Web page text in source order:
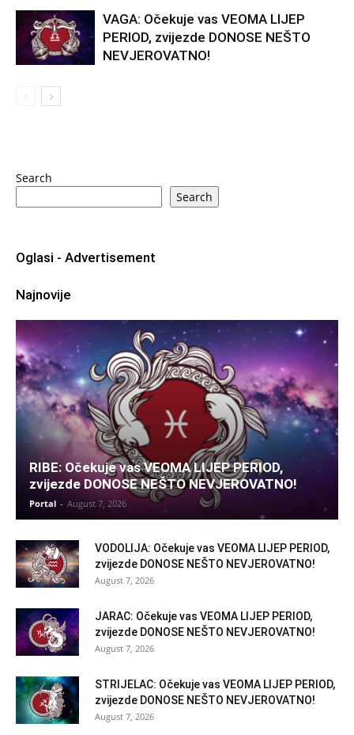
VAGA: Očekuje vas VEOMA LIJEP
PERIOD, zvijezde DONOSE NEŠTO
NEVJEROVATNO!
Search
Search
Oglasi - Advertisement
Najnovije
RIBE: Očekuje vas VEOMA LIJEP PERIOD,
zvijezde DONOSE NEŠTO NEVJEROVATNO!
Portal - August 7, 2026
VODOLIJA: Očekuje vas VEOMA LIJEP PERIOD,
zvijezde DONOSE NEŠTO NEVJEROVATNO!
August 7, 2026
JARAC: Očekuje vas VEOMA LIJEP PERIOD,
zvijezde DONOSE NEŠTO NEVJEROVATNO!
August 7, 2026
STRIJELAC: Očekuje vas VEOMA LIJEP PERIOD,
zvijezde DONOSE NEŠTO NEVJEROVATNO!
August 7, 2026